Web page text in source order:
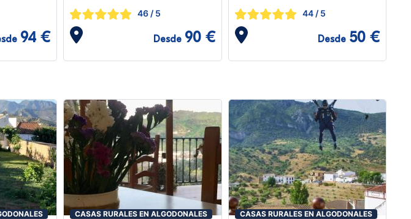
94 €
46 / 5
Desde 90 €
44/ 5
Desde 50 €
CASAS RURALES EN ALGODONALES CASAS RURALES EN ALGODONALES